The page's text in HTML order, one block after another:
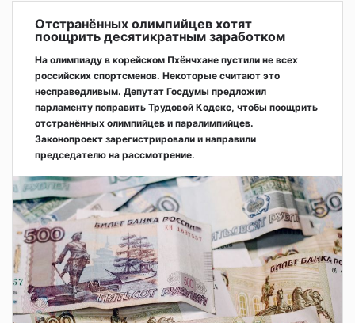
Отстранённых олимпийцев хотят
поощрить десятикратным заработком
На олимпиаду в корейском Пхёнчхане пустили не всех
российских спортсменов. Некоторые считают это
несправедливым. Депутат Госдумы предложил
парламенту поправить Трудовой Кодекс, чтобы поощрить
отстранённых олимпийцев и паралимпийцев.
Законопроект зарегистрировали и направили
председателю на рассмотрение.